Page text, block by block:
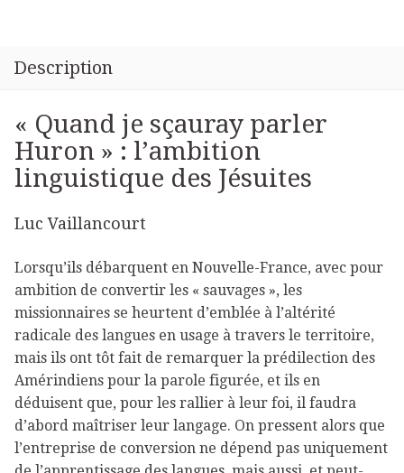
Description
« Quand je sçauray parler
Huron » : l’ambition
linguistique des Jésuites
Luc Vaillancourt
Lorsqu’ils débarquent en Nouvelle-France, avec pour
ambition de convertir les « sauvages », les
missionnaires se heurtent d’emblée à l’altérité
radicale des langues en usage à travers le territoire,
mais ils ont tôt fait de remarquer la prédilection des
Amérindiens pour la parole figurée, et ils en
déduisent que, pour les rallier à leur foi, il faudra
d’abord maîtriser leur langage. On pressent alors que
l’entreprise de conversion ne dépend pas uniquement